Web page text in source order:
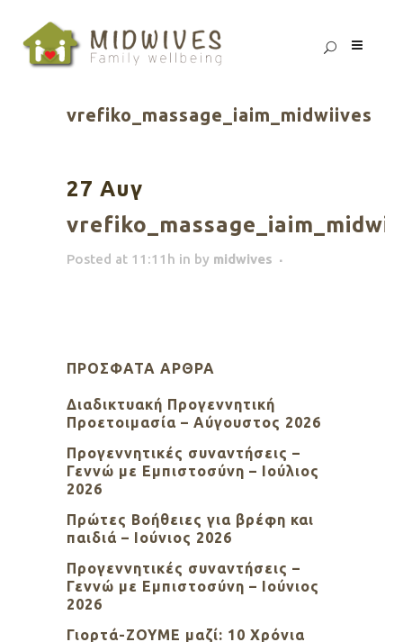
vrefiko_massage_iaim_midwiives
27 Αυγ
Posted at 11:11h in by midwives
ΠΡΌΣΦΑΤΑ ΆΡΘΡΑ
Διαδικτυακή Προγεννητική
Προετοιμασία – Αύγουστος 2026
Προγεννητικές συναντήσεις –
Γεννώ με Εμπιστοσύνη – Ιούλιος
2026
Πρώτες Βοήθειες για βρέφη και
παιδιά – Ιούνιος 2026
Προγεννητικές συναντήσεις –
Γεννώ με Εμπιστοσύνη – Ιούνιος
2026
Γιορτά-ΖΟΥΜΕ μαζί: 10 Χρόνια